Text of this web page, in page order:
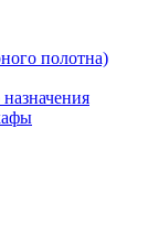
полотна)